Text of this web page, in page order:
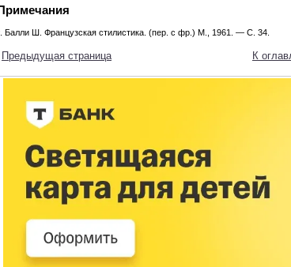
. Балли Ш. Французская стилистика. (пер. с фр.) М., 1961. — С. 34.
Предыдущая страница К